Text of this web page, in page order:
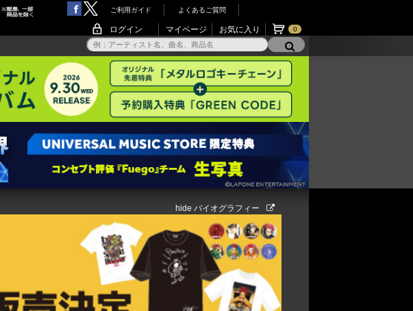
ご利用ガイド よくあるご質問
ログイン マイページ お気に入り 0
hide バイオグラフィー